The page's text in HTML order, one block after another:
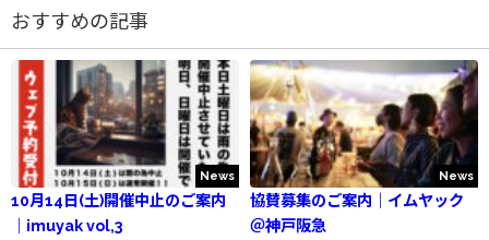
おすすめの記事
News
10月14日(土)開催中止のご案内
｜imuyak vol,3
News
協賛募集のご案内｜イムヤック
＠神戸阪急